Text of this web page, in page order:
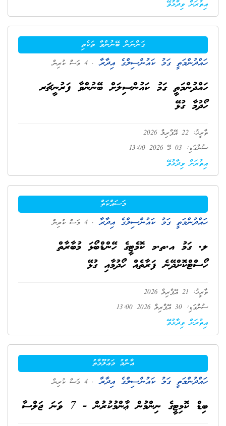
އިތުރަށް ވިދާޅުވޭ
ގަންނަން ބޭނުންވާ ތަކެތި
ހައްދުންމަތީ ގަމު ކައުންސިލްގެ އިދާރާ . 4 މަސް ކުރިން
ހައްދުންމަތީ ގަމު ކައުންސިލަށް ބޭނުންވާ ފަރުނީޗަރ
ހޯދުމާ ގުޅޭ
ތާރީޚު: 22 އޭޕްރިލް 2026
ސުންގަޑި: 03 މޭ 2026 13:00
އިތުރަށް ވިދާޅުވޭ
މަސައްކަތް
ހައްދުންމަތީ ގަމު ކައުންސިލްގެ އިދާރާ . 4 މަސް ކުރިން
ލ. ގަމު އ.ތ.މ ކޮމެޓީގެ ހޭންޑްބޯޅަ މުބާރާތް
ހޯސްޓްކޮށްދޭނެ ފަރާތެއް ހޯދުމާއި ގުޅޭ
ތާރީޚު: 21 އޭޕްރިލް 2026
ސުންގަޑި: 30 އޭޕްރިލް 2026 13:00
އިތުރަށް ވިދާޅުވޭ
ޢާންމު މަޢުލޫމާތު
ހައްދުންމަތީ ގަމު ކައުންސިލްގެ އިދާރާ . 4 މަސް ކުރިން
ބިޑް ކޮމިޓީގެ ނިންމުން ޢާންމުކުރުން - 7 ވަނަ ޖަލްސާ